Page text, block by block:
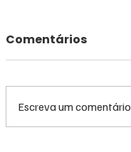
Comentários
Escreva um comentário